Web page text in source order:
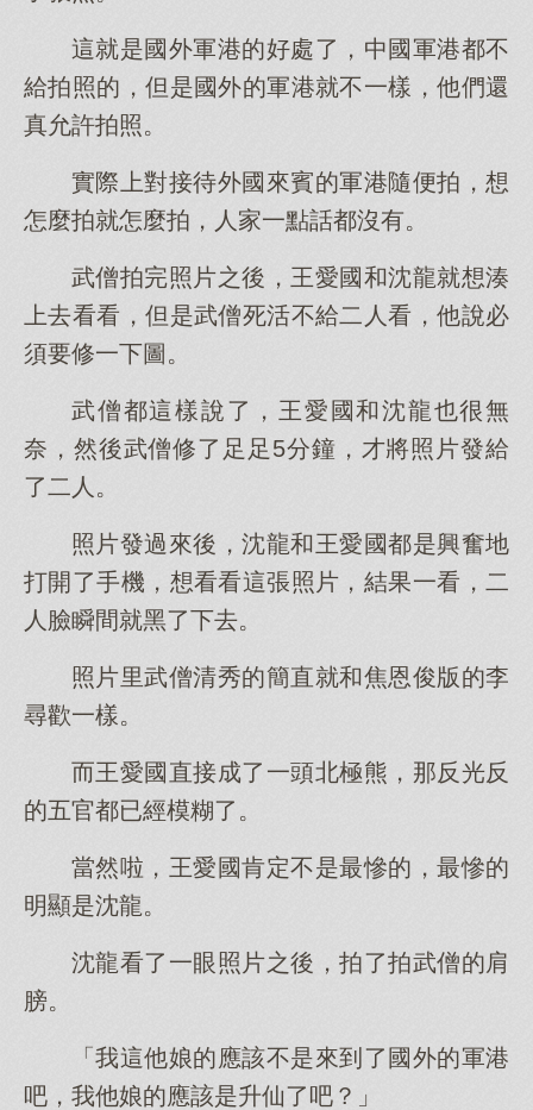
這就是國外軍港的好處了，中國軍港都不
給拍照的，但是國外的軍港就不一樣，他們還
真允許拍照。
實際上對接待外國來賓的軍港隨便拍，想
怎麼拍就怎麼拍，人家一點話都沒有。
武僧拍完照片之後，王愛國和沈龍就想湊
上去看看，但是武僧死活不給二人看，他說必
須要修一下圖。
武僧都這樣說了，王愛國和沈龍也很無
奈，然後武僧修了足足5分鐘，才將照片發給
了二人。
照片發過來後，沈龍和王愛國都是興奮地
打開了手機，想看看這張照片，結果一看，二
人臉瞬間就黑了下去。
照片里武僧清秀的簡直就和焦恩俊版的李
尋歡一樣。
而王愛國直接成了一頭北極熊，那反光反
的五官都已經模糊了。
當然啦，王愛國肯定不是最慘的，最慘的
明顯是沈龍。
沈龍看了一眼照片之後，拍了拍武僧的肩
膀。
「我這他娘的應該不是來到了國外的軍港
吧，我他娘的應該是升仙了吧？」